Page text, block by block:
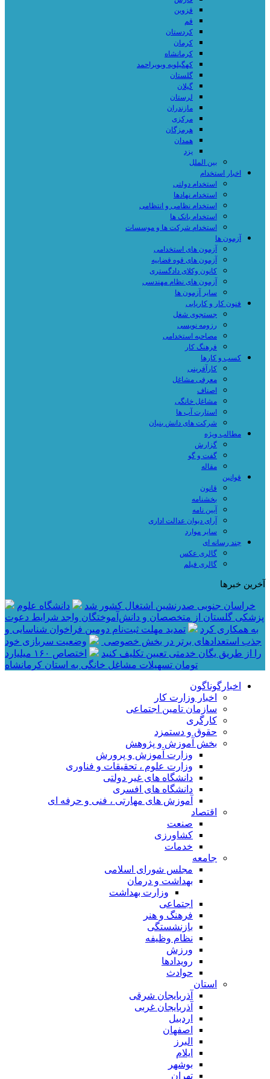
قزوین
قم
کردستان
کرمان
کرمانشاه
کهگیلویه وبویراحمد
گلستان
گیلان
لرستان
مازندران
مرکزی
هرمزگان
همدان
یزد
بین الملل
اخبار استخدام
استخدام دولتی
استخدام نهادها
استخدام نظامی و انتظامی
استخدام بانک ها
استخدام شرکت ها و موسسات
آزمون ها
آزمون های استخدامی
آزمون های قوه قضاییه
کانون وکلای دادگستری
آزمون های نظام مهندسی
سایر آزمون ها
فنون کار و کاریابی
جستجوی شغل
رزومه نویسی
مصاحبه استخدامی
فرهنگ کار
کسب و کارها
کارآفرینی
معرفی مشاغل
اصناف
مشاغل خانگی
استارت آپ ها
شرکت های دانش بنیان
مطالب ویژه
گزارش
گفت و گو
مقاله
قوانین
قانون
بخشنامه
آیین نامه
آرای دیوان عدالت اداری
سایر موارد
چند رسانه ای
گالری عکس
گالری فیلم
آخرین خبرها
خراسان جنوبی صدرنشین اشتغال کشور شد
دانشگاه علوم
پزشکی گلستان از متخصصان و دانش‌آموختگان واجد شرایط دعوت
به همکاری کرد
تمدید مهلت ثبت‌نام دومین فراخوان شناسایی و
جذب استعدادهای برتر در بخش خصوصی
وضعیت سربازی خود
را از طریق یگان خدمتی تعیین تکلیف کنید
اختصاص ۱۶۰ میلیارد
تومان تسهیلات مشاغل خانگی به استان کرمانشاه
اخبارگوناگون
اخبار وزارت کار
سازمان تامین اجتماعی
کارگری
حقوق و دستمزد
بخش آموزش و پژوهش
وزارت آموزش و پرورش
وزارت علوم ، تحقیقات و فناوری
دانشگاه های غیر دولتی
دانشگاه های افسری
آموزش های مهارتی ، فنی و حرفه ای
اقتصاد
صنعت
کشاورزی
خدمات
جامعه
مجلس شورای اسلامی
بهداشت و درمان
وزارت بهداشت
اجتماعی
فرهنگ و هنر
بازنشستگی
نظام وظیفه
ورزش
رویدادها
حوادث
استان
آذربایجان شرقی
آذربایجان غربی
اردبیل
اصفهان
البرز
ایلام
بوشهر
تهران